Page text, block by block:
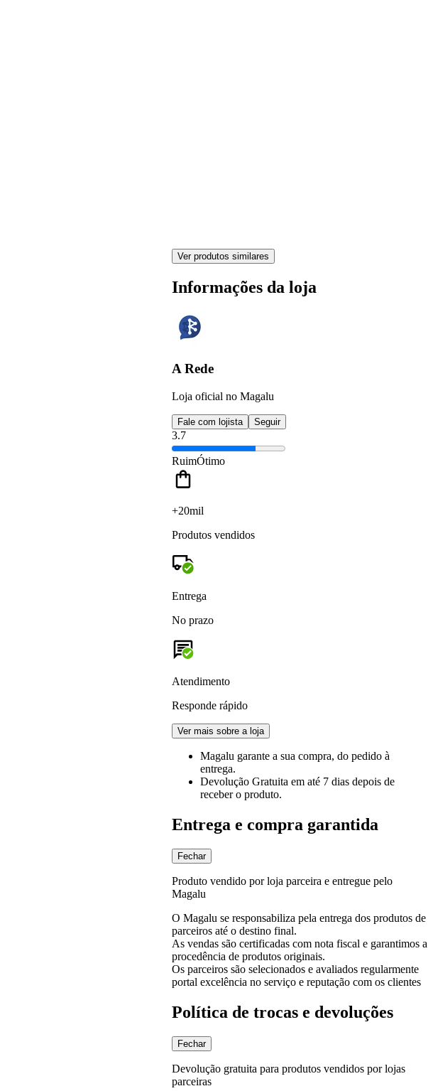
Ver produtos similares
Informações da loja
A Rede
Loja oficial no Magalu
Fale com lojista Seguir
3.7
RuimÓtimo
+20mil
Produtos vendidos
Entrega
No prazo
Atendimento
Responde rápido
Ver mais sobre a loja
Magalu garante a sua compra, do pedido à
entrega.
Devolução Gratuita em até 7 dias depois de
receber o produto.
Entrega e compra garantida
Fechar
Produto vendido por loja parceira e entregue pelo
Magalu
O Magalu se responsabiliza pela entrega dos produtos de
parceiros até o destino final.
As vendas são certificadas com nota fiscal e garantimos a
procedência de produtos originais.
Os parceiros são selecionados e avaliados regularmente
portal excelência no serviço e reputação com os clientes
Política de trocas e devoluções
Fechar
Devolução gratuita para produtos vendidos por lojas
parceiras